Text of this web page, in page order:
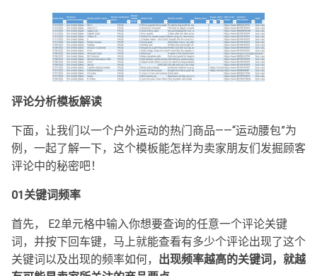
评论分析模板解读
下面，让我们以一个户外运动的热门商品——“运动腰包”为
例，一起了解一下，这个模板能怎样为卖家朋友们发掘顾客
评论中的秘密吧！
01关键词频率
首先， E2单元格中输入你想要查询的任意一个评论关键
词，并按下回车键，马上就能查看有多少个评论出现了这个
关键词以及出现的频率如何， 出现频率越高的关键词，就越